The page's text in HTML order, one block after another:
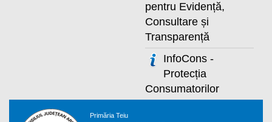
pentru Evidență,
Consultare și
Transparență
InfoCons -
Protecția
Consumatorilor
Primăria Teiu